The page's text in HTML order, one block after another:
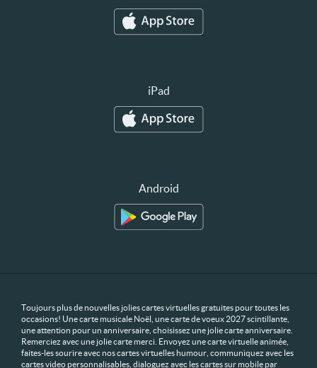
iPad
Android
Toujours plus de nouvelles jolies cartes virtuelles gratuites pour toutes les
occasions! Une carte musicale Noël, une carte de voeux 2027 scintillante,
une attention pour un anniversaire, choisissez une jolie carte anniversaire.
Remerciez avec une jolie carte merci. Envoyez une carte virtuelle animée,
faites-les sourire avec nos cartes virtuelles humour, communiquez avec les
cartes video personnalisables, dialoguez avec les cartes sur mobile par